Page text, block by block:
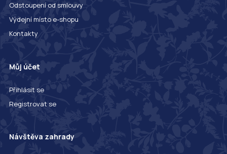
Odstoupení od smlouvy
Výdejní místo e-shopu
Kontakty
Můj účet
Přihlásit se
Registrovat se
Návštěva zahrady